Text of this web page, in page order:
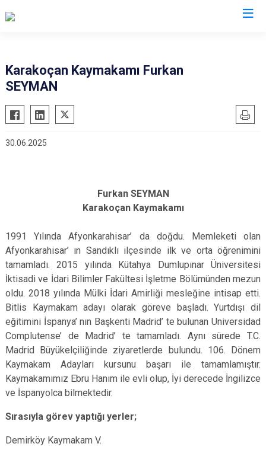
Karakoçan Kaymakamı Furkan
SEYMAN
30.06.2025
Furkan SEYMAN
Karakoçan Kaymakamı
1991 Yılında Afyonkarahisar’ da doğdu. Memleketi olan
Afyonkarahisar’ ın Sandıklı ilçesinde ilk ve orta öğrenimini
tamamladı. 2015 yılında Kütahya Dumlupınar Üniversitesi
İktisadi ve İdari Bilimler Fakültesi İşletme Bölümünden mezun
oldu. 2018 yılında Mülki İdari Amirliği mesleğine intisap etti.
Bitlis Kaymakam adayı olarak göreve başladı. Yurtdışı dil
eğitimini İspanya’ nın Başkenti Madrid’ te bulunan Universidad
Complutense’ de Madrid’ te tamamladı. Aynı sürede T.C.
Madrid Büyükelçiliğinde ziyaretlerde bulundu. 106. Dönem
Kaymakam Adayları kursunu başarı ile tamamlamıştır.
Kaymakamımız Ebru Hanım ile evli olup, İyi derecede İngilizce
ve İspanyolca bilmektedir.
Sırasıyla görev yaptığı yerler;
Demirköy Kaymakam V.